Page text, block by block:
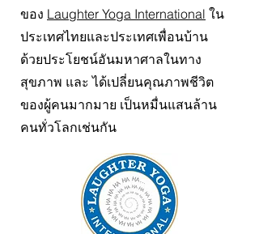
ของ Laughter Yoga International ใน
ประเทศไทยและประเทศเพื่อนบ้าน
ด้วยประโยชน์อันมหาศาลในทาง
สุขภาพ และ ได้เปลี่ยนคุณภาพชีวิต
ของผู้คนมากมาย เป็นหมื่นแสนล้าน
คนทั่วโลกเช่นกัน